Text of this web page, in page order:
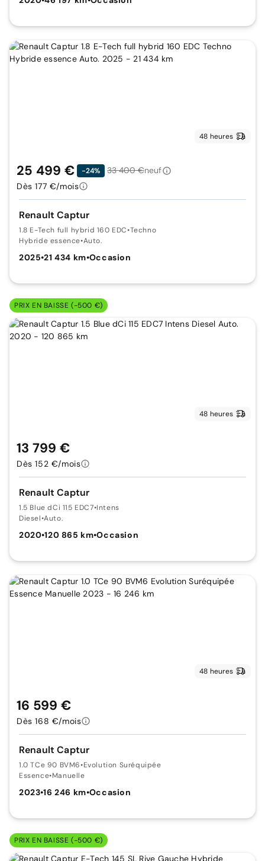
48 heures
Renault Captur
1.8 E-Tech full hybrid 160 EDC•Techno
Hybride essence•Auto.
2025•21 434 km•Occasion
25 499 € -24% 33 400 €neuf
Dès 177 €/mois
PRIX EN BAISSE (-500 €)
48 heures
Renault Captur
1.5 Blue dCi 115 EDC7•Intens
Diesel•Auto.
2020•120 865 km•Occasion
13 799 €
Dès 152 €/mois
48 heures
Renault Captur
1.0 TCe 90 BVM6•Evolution Suréquipée
Essence•Manuelle
2023•16 246 km•Occasion
16 599 €
Dès 168 €/mois
PRIX EN BAISSE (-500 €)